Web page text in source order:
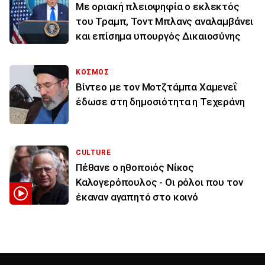
Με οριακή πλειοψηφία ο εκλεκτός
του Τραμπ, Τοντ Μπλανς αναλαμβάνει
και επίσημα υπουργός Δικαιοσύνης
ΚΟΣΜΟΣ
Βίντεο με τον Μοτζτάμπα Χαμενεΐ
έδωσε στη δημοσιότητα η Τεχεράνη
CULTURE
Πέθανε ο ηθοποιός Νίκος
Καλογερόπουλος - Οι ρόλοι που τον
έκαναν αγαπητό στο κοινό